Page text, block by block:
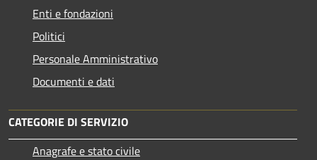
Enti e fondazioni
Politici
Personale Amministrativo
Documenti e dati
CATEGORIE DI SERVIZIO
Anagrafe e stato civile